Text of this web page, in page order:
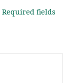
Required fields